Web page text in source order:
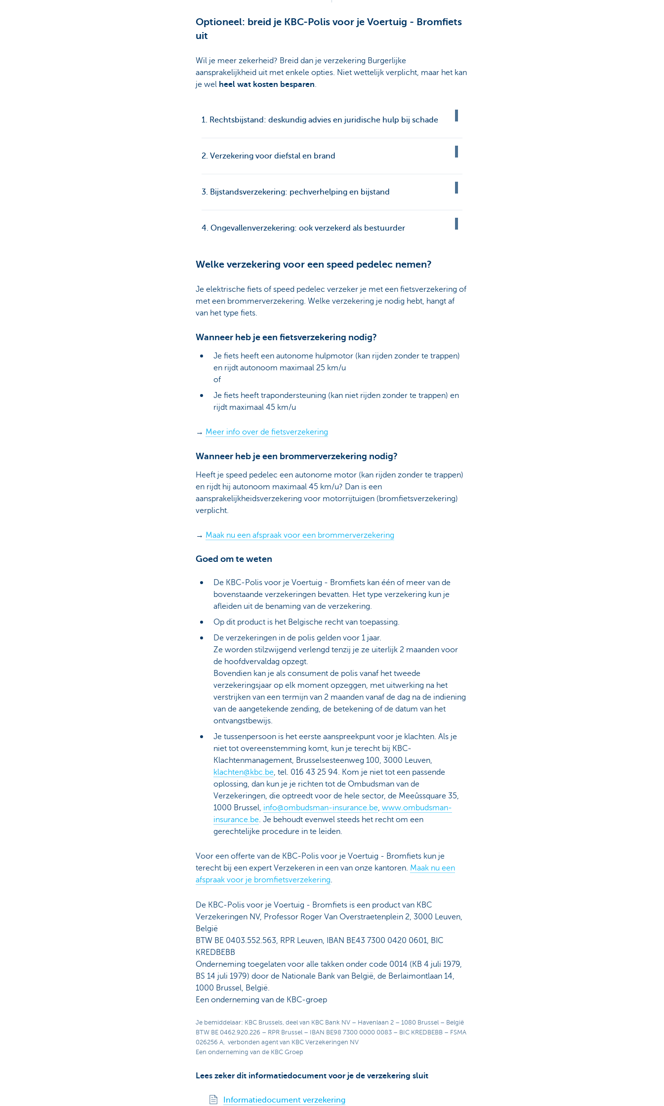
Optioneel: breid je KBC-Polis voor je Voertuig - Bromfiets
uit
Wil je meer zekerheid? Breid dan je verzekering Burgerlijke
aansprakelijkheid uit met enkele opties. Niet wettelijk verplicht, maar het kan
je wel heel wat kosten besparen.
1. Rechtsbijstand: deskundig advies en juridische hulp bij schade
2. Verzekering voor diefstal en brand
3. Bijstandsverzekering: pechverhelping en bijstand
4. Ongevallenverzekering: ook verzekerd als bestuurder
Welke verzekering voor een speed pedelec nemen?
Je elektrische fiets of speed pedelec verzeker je met een fietsverzekering of
met een brommerverzekering. Welke verzekering je nodig hebt, hangt af
van het type fiets.
Wanneer heb je een fietsverzekering nodig?
Je fiets heeft een autonome hulpmotor (kan rijden zonder te trappen)
en rijdt autonoom maximaal 25 km/u
of
Je fiets heeft trapondersteuning (kan niet rijden zonder te trappen) en
rijdt maximaal 45 km/u
→ Meer info over de fietsverzekering
Wanneer heb je een brommerverzekering nodig?
Heeft je speed pedelec een autonome motor (kan rijden zonder te trappen)
en rijdt hij autonoom maximaal 45 km/u? Dan is een
aansprakelijkheidsverzekering voor motorrijtuigen (bromfietsverzekering)
verplicht.
→ Maak nu een afspraak voor een brommerverzekering
Goed om te weten
De KBC-Polis voor je Voertuig - Bromfiets kan één of meer van de
bovenstaande verzekeringen bevatten. Het type verzekering kun je
afleiden uit de benaming van de verzekering.
Op dit product is het Belgische recht van toepassing.
De verzekeringen in de polis gelden voor 1 jaar.
Ze worden stilzwijgend verlengd tenzij je ze uiterlijk 2 maanden voor
de hoofdvervaldag opzegt.
Bovendien kan je als consument de polis vanaf het tweede
verzekeringsjaar op elk moment opzeggen, met uitwerking na het
verstrijken van een termijn van 2 maanden vanaf de dag na de indiening
van de aangetekende zending, de betekening of de datum van het
ontvangstbewijs.
Je tussenpersoon is het eerste aanspreekpunt voor je klachten. Als je
niet tot overeenstemming komt, kun je terecht bij KBC-
Klachtenmanagement, Brusselsesteenweg 100, 3000 Leuven,
klachten@kbc.be, tel. 016 43 25 94. Kom je niet tot een passende
oplossing, dan kun je je richten tot de Ombudsman van de
Verzekeringen, die optreedt voor de hele sector, de Meeûssquare 35,
1000 Brussel, info@ombudsman-insurance.be, www.ombudsman-
insurance.be. Je behoudt evenwel steeds het recht om een
gerechtelijke procedure in te leiden.
Voor een offerte van de KBC-Polis voor je Voertuig - Bromfiets kun je
terecht bij een expert Verzekeren in een van onze kantoren. Maak nu een
afspraak voor je bromfietsverzekering.
De KBC-Polis voor je Voertuig - Bromfiets is een product van KBC
Verzekeringen NV, Professor Roger Van Overstraetenplein 2, 3000 Leuven,
België
BTW BE 0403.552.563, RPR Leuven, IBAN BE43 7300 0420 0601, BIC
KREDBEBB
Onderneming toegelaten voor alle takken onder code 0014 (KB 4 juli 1979,
BS 14 juli 1979) door de Nationale Bank van België, de Berlaimontlaan 14,
1000 Brussel, België.
Een onderneming van de KBC-groep
Je bemiddelaar: KBC Brussels, deel van KBC Bank NV – Havenlaan 2 – 1080 Brussel – België
BTW BE 0462.920.226 – RPR Brussel – IBAN BE98 7300 0000 0083 – BIC KREDBEBB – FSMA
026256 A, verbonden agent van KBC Verzekeringen NV
Een onderneming van de KBC Groep
Lees zeker dit informatiedocument voor je de verzekering sluit
Informatiedocument verzekering